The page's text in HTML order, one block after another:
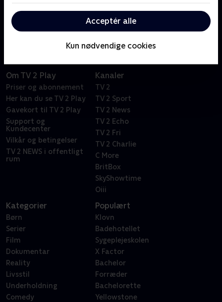
Acceptér alle
Kun nødvendige cookies
julehytte, hvor de skal dyste om den ærefulde titel
som 'Årets julestjerne'.
Om TV 2 Play
Priser og abonnement
Her kan du se TV 2 Play
Gavekort til TV 2 Play
Support og
Kundecenter
Vilkår og betingelser
TV 2 NEWS i offentligt
rum
Kanaler
TV 2
TV 2 Sport
TV 2 News
TV 2 Echo
TV 2 Fri
TV 2 Charlie
C More
BritBox
SkyShowtime
Oiii
Kategorier
Børn
Serier
Film
Dokumentar
Reality
Livsstil
Underholdning
Comedy
Populært
Klovn
Badehotellet
Sygeplejeskolen
X Factor
Bachelor
Forræder
Bachelorette
Yellowstone